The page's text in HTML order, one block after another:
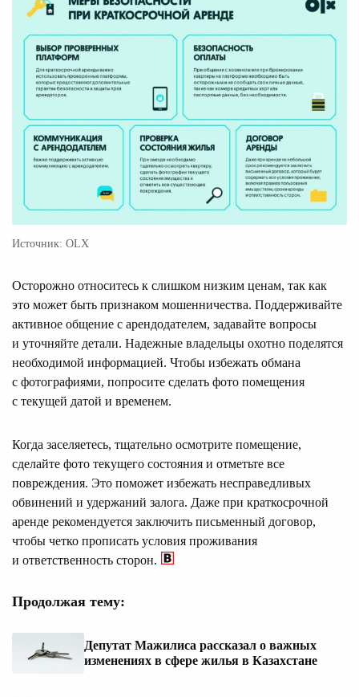
Источник: OLX
Осторожно относитесь к слишком низким ценам, так как
это может быть признаком мошенничества. Поддерживайте
активное общение с арендодателем, задавайте вопросы
и уточняйте детали. Надежные владельцы охотно поделятся
необходимой информацией. Чтобы избежать обмана
с фотографиями, попросите сделать фото помещения
с текущей датой и временем.
Когда заселяетесь, тщательно осмотрите помещение,
сделайте фото текущего состояния и отметьте все
повреждения. Это поможет избежать несправедливых
обвинений и удержаний залога. Даже при краткосрочной
аренде рекомендуется заключить письменный договор,
чтобы четко прописать условия проживания
и ответственность сторон.
Продолжая тему:
Депутат Мажилиса рассказал о важных
изменениях в сфере жилья в Казахстане